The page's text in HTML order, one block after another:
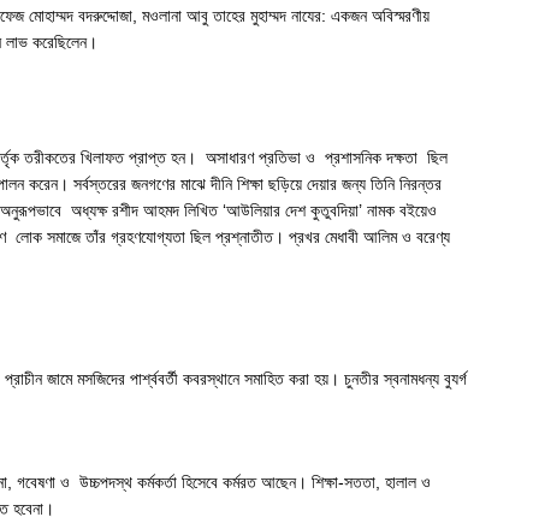
বদরুদ্দোজা, মওলানা আবু তাহের মুহাম্মদ নাযের: একজন অবিস্মরণীয়
লাভ করেছিলেন।
তরীকতের খিলাফত প্রাপ্ত হন। অসাধারণ প্রতিভা ও প্রশাসনিক দক্ষতা ছিল
করেন। সর্বস্তরের জনগণের মাঝে দীনি শিক্ষা ছড়িয়ে দেয়ার জন্য তিনি নিরন্তর
অনুরূপভাবে অধ্যক্ষ রশীদ আহমদ লিখিত ‘আউলিয়ার দেশ কুতুবদিয়া’ নামক বইয়েও
লোক সমাজে তাঁর গ্রহণযোগ্যতা ছিল প্রশ্নাতীত। প্রখর মেধাবী আলিম ও বরেণ্য
জামে মসজিদের পার্শ্ববর্তী কবরস্থানে সমাহিত করা হয়। চুনতীর স্বনামধন্য বুযর্গ
গবেষণা ও উচ্চপদস্থ কর্মকর্তা হিসেবে কর্মরত আছেন। শিক্ষা-সততা, হালাল ও
হবেনা।